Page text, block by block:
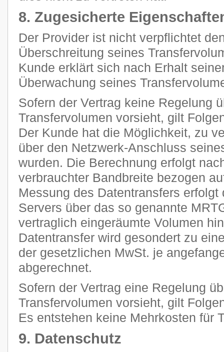
8. Zugesicherte
Der Provider ist nicht verpflichtet
Überschreitung seines
Kunde erklärt sich nach Erhalt
Überwachung seines
Sofern der Vertrag keine Regelung
Transfervolumen vorsieht, gilt
Der Kunde hat die Möglichkeit, zu
über den Netzwerk-Anschluss
wurden. Die Berechnung erfolgt
verbrauchter Bandbreite bezogen
Messung des Datentransfers
Servers über das so genannte
vertraglich eingeräumte Volumen
Datentransfer wird gesondert zu
der gesetzlichen MwSt. je
abgerechnet.
Sofern der Vertrag eine Regelung
Transfervolumen vorsieht, gilt
Es entstehen keine Mehrkosten für
9. Datenschutz